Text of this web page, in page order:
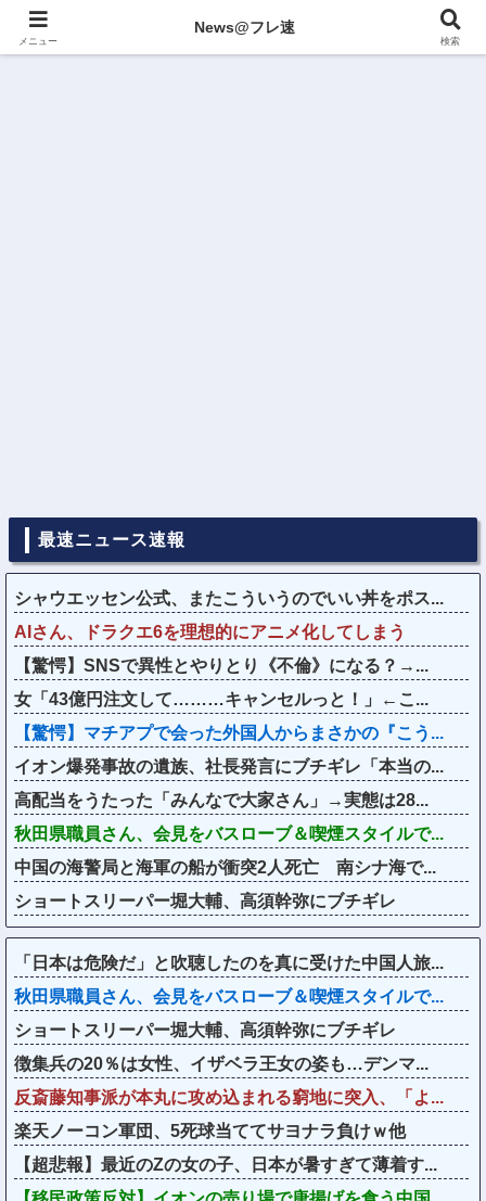
最速ニュース速報
シャウエッセン公式、またこういうのでいい丼をポス...
AIさん、ドラクエ6を理想的にアニメ化してしまう
【驚愕】SNSで異性とやりとり《不倫》になる？→...
女「43億円注文して………キャンセルっと！」←こ...
【驚愕】マチアプで会った外国人からまさかの『こう...
イオン爆発事故の遺族、社長発言にブチギレ「本当の...
高配当をうたった「みんなで大家さん」→実態は28...
秋田県職員さん、会見をバスローブ＆喫煙スタイルで...
中国の海警局と海軍の船が衝突2人死亡 南シナ海で...
ショートスリーパー堀大輔、高須幹弥にブチギレ
「日本は危険だ」と吹聴したのを真に受けた中国人旅...
秋田県職員さん、会見をバスローブ＆喫煙スタイルで...
ショートスリーパー堀大輔、高須幹弥にブチギレ
徴集兵の20％は女性、イザベラ王女の姿も…デンマ...
反斎藤知事派が本丸に攻め込まれる窮地に突入、「よ...
楽天ノーコン軍団、5死球当ててサヨナラ負けｗ他
【超悲報】最近のZの女の子、日本が暑すぎて薄着す...
メニュー
News@フレ速
検索